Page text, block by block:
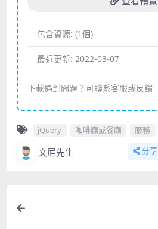
包含資源: (1個)
最近更新: 2022-03-07
下載遇到問題？可聯系客服或反饋
jQuery 咖啡廳或餐廳 服務
文尼先生 分享